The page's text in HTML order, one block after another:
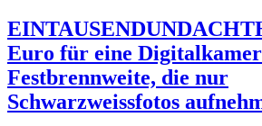
Euro für eine
Festbrennweite, die nur
Schwarzweissfotos